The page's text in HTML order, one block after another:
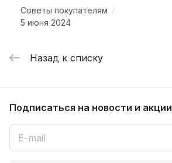
Советы покупателям /
5 июня 2024
Назад к списку
Подписаться на новости и акции